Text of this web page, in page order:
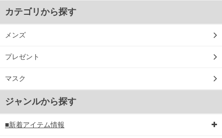
カテゴリから探す
メンズ
プレゼント
マスク
ジャンルから探す
■新着アイテム情報